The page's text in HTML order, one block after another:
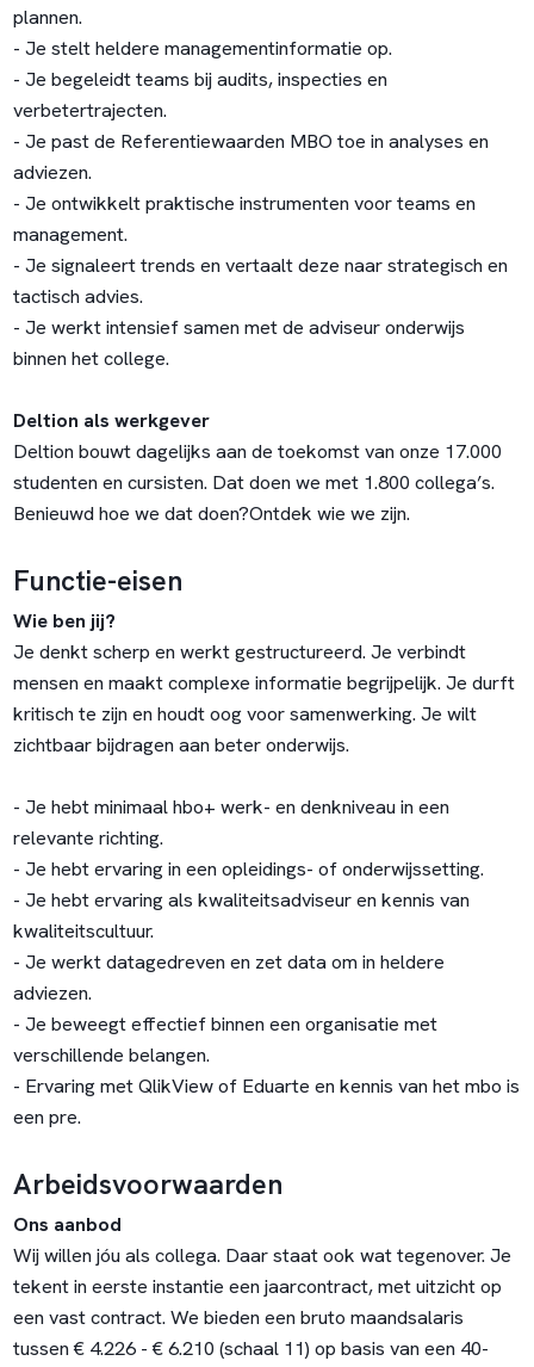
plannen.
- Je stelt heldere managementinformatie op.
- Je begeleidt teams bij audits, inspecties en
verbetertrajecten.
- Je past de Referentiewaarden MBO toe in analyses en
adviezen.
- Je ontwikkelt praktische instrumenten voor teams en
management.
- Je signaleert trends en vertaalt deze naar strategisch en
tactisch advies.
- Je werkt intensief samen met de adviseur onderwijs
binnen het college.
Deltion als werkgever
Deltion bouwt dagelijks aan de toekomst van onze 17.000
studenten en cursisten. Dat doen we met 1.800 collega’s.
Benieuwd hoe we dat doen?Ontdek wie we zijn.
Functie-eisen
Wie ben jij?
Je denkt scherp en werkt gestructureerd. Je verbindt
mensen en maakt complexe informatie begrijpelijk. Je durft
kritisch te zijn en houdt oog voor samenwerking. Je wilt
zichtbaar bijdragen aan beter onderwijs.
- Je hebt minimaal hbo+ werk- en denkniveau in een
relevante richting.
- Je hebt ervaring in een opleidings- of onderwijssetting.
- Je hebt ervaring als kwaliteitsadviseur en kennis van
kwaliteitscultuur.
- Je werkt datagedreven en zet data om in heldere
adviezen.
- Je beweegt effectief binnen een organisatie met
verschillende belangen.
- Ervaring met QlikView of Eduarte en kennis van het mbo is
een pre.
Arbeidsvoorwaarden
Ons aanbod
Wij willen jóu als collega. Daar staat ook wat tegenover. Je
tekent in eerste instantie een jaarcontract, met uitzicht op
een vast contract. We bieden een bruto maandsalaris
tussen € 4.226 - € 6.210 (schaal 11) op basis van een 40-